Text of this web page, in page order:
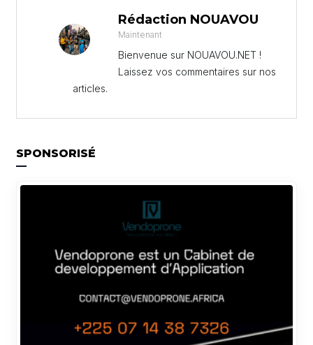
Rédaction NOUAVOU
Maintenant
Bienvenue sur NOUAVOU.NET !
Laissez vos commentaires sur nos
articles.
SPONSORISÉ